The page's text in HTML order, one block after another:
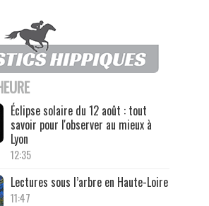
Éclipse solaire du 12 août : tout
savoir pour l'observer au mieux à
Lyon
12:35
Lectures sous l’arbre en Haute-Loire
11:47